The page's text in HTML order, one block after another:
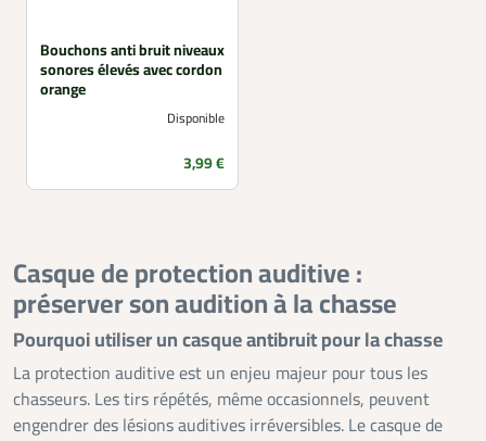
Bouchons anti bruit niveaux
sonores élevés avec cordon
orange
Disponible
Prix
3,99 €
Casque de protection auditive :
préserver son audition à la chasse
Pourquoi utiliser un casque antibruit pour la chasse
La protection auditive est un enjeu majeur pour tous les
chasseurs. Les tirs répétés, même occasionnels, peuvent
engendrer des lésions auditives irréversibles. Le casque de